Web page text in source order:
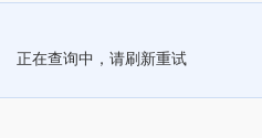
正在查询中，请刷新重试